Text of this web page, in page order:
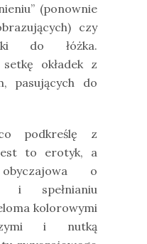
(ponownie
czy
do łóżka.
okładek z
pasujących do
podkreślę z
to erotyk, a
o
i spełnianiu
kolorowymi
i nutką